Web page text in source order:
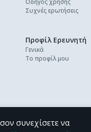
Οδηγός χρήσης
Συχνές ερωτήσεις
Προφίλ Ερευνητή
Γενικά
Το προφίλ μου
συνεχίσετε να